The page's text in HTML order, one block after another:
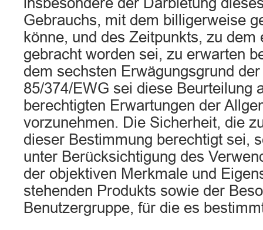
Gebrauchs, mit dem billigerweise
könne, und des Zeitpunkts, zu dem
gebracht worden sei, zu erwarten
dem sechsten Erwägungsgrund
85/374/EWG sei diese Beurteilung
berechtigten Erwartungen der
vorzunehmen. Die Sicherheit, die
dieser Bestimmung berechtigt sei,
unter Berücksichtigung des
der objektiven Merkmale und
stehenden Produkts sowie der
Benutzergruppe, für die es